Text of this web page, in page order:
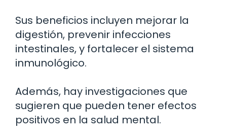
Sus beneficios incluyen mejorar la
digestión, prevenir infecciones
intestinales, y fortalecer el sistema
inmunológico.
Además, hay investigaciones que
sugieren que pueden tener efectos
positivos en la salud mental.